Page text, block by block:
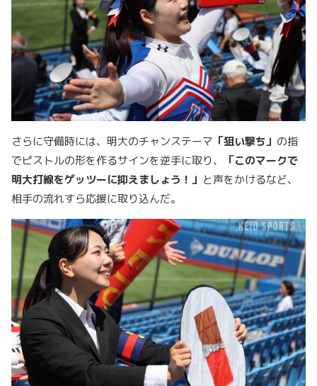
さらに守備時には、明大のチャンステーマ 「狙い撃ち」 の指
でピストルの形を作るサインを逆手に取り、
「このマークで
明大打線をゲッツーに抑えましょう！」 と声をかけるなど、
相手の流れすら応援に取り込んだ。